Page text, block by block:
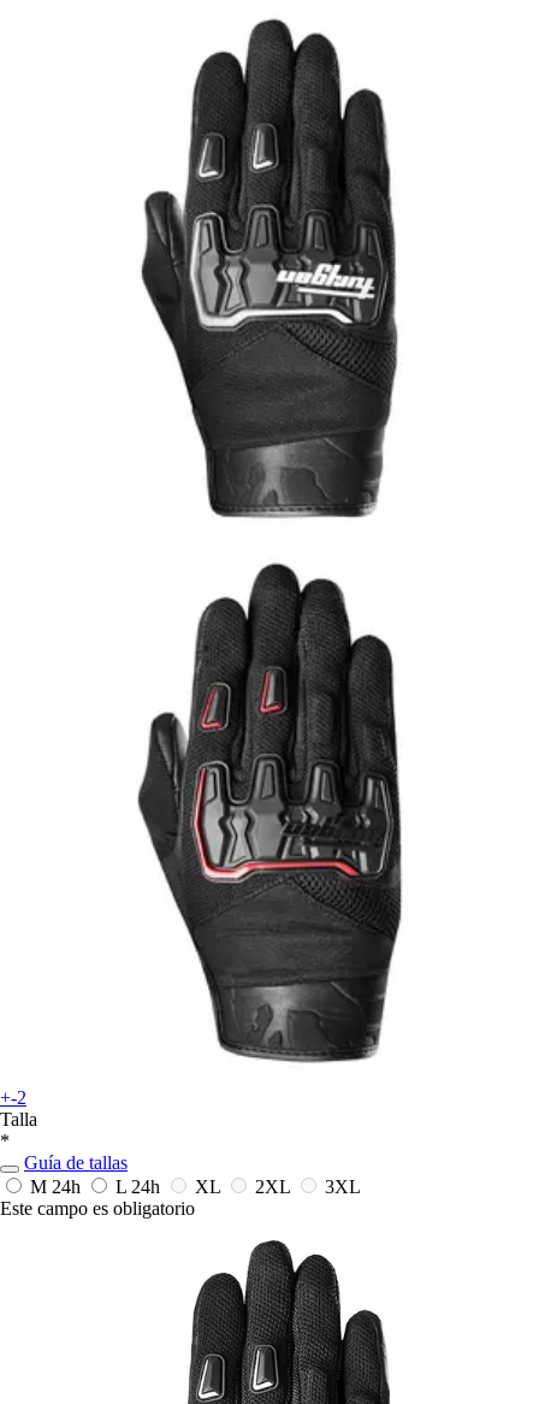
+-2
Talla
*
Guía de tallas
M 24h L 24h XL 2XL
3XL
Este campo es obligatorio